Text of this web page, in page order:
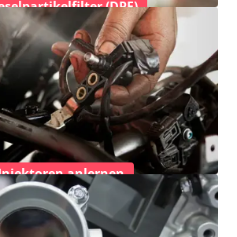
(DPF)
anlernen